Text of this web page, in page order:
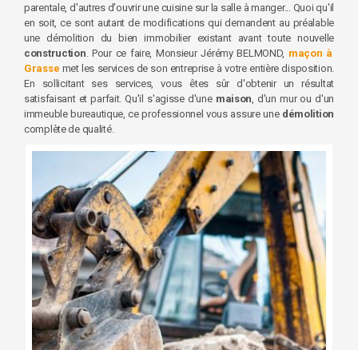
parentale, d'autres d'ouvrir une cuisine sur la salle à manger... Quoi qu'il
en soit, ce sont autant de modifications qui demandent au préalable
une démolition du bien immobilier existant avant toute nouvelle
construction . Pour ce faire, Monsieur Jérémy BELMOND, maçon à
Grasse met les services de son entreprise à votre entière disposition.
En sollicitant ses services, vous êtes sûr d'obtenir un résultat
satisfaisant et parfait. Qu'il s'agisse d'unemaison , d'un mur ou d'un
immeuble bureautique, ce professionnel vous assure une démolition
complète de qualité.